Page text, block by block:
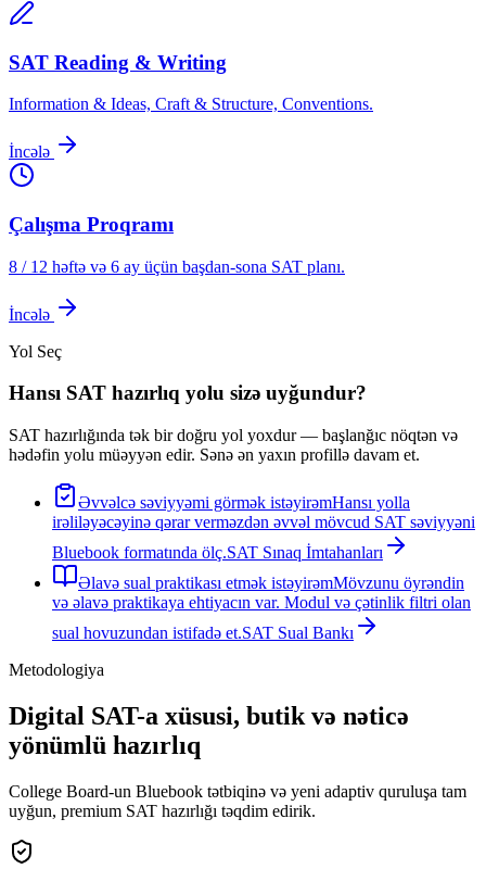
SAT Reading & Writing
Information & Ideas, Craft & Structure, Conventions.
İncələ
Çalışma Proqramı
8 / 12 həftə və 6 ay üçün başdan-sona SAT planı.
İncələ
Yol Seç
Hansı SAT hazırlıq yolu sizə uyğundur?
SAT hazırlığında tək bir doğru yol yoxdur — başlanğıc nöqtən və
hədəfin yolu müəyyən edir. Sənə ən yaxın profillə davam et.
Əvvəlcə səviyyəmi görmək istəyirəmHansı yolla
irəliləyəcəyinə qərar verməzdən əvvəl mövcud SAT səviyyəni
Bluebook formatında ölç.SAT Sınaq İmtahanları
Əlavə sual praktikası etmək istəyirəmMövzunu öyrəndin
və əlavə praktikaya ehtiyacın var. Modul və çətinlik filtri olan
sual hovuzundan istifadə et.SAT Sual Bankı
Metodologiya
Digital SAT-a xüsusi, butik və nəticə
yönümlü hazırlıq
College Board-un Bluebook tətbiqinə və yeni adaptiv quruluşa tam
uyğun, premium SAT hazırlığı təqdim edirik.